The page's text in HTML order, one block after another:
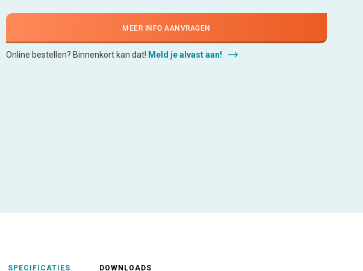
MEER INFO AANVRAGEN
Online bestellen? Binnenkort kan dat! Meld je alvast aan!
SPECIFICATIES DOWNLOADS